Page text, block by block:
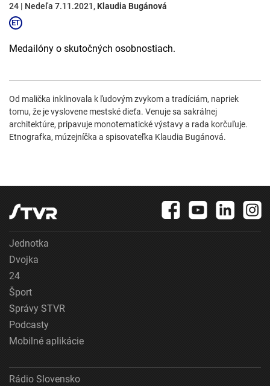
24 | Nedeľa 7.11.2021, Klaudia Bugánová
Medailóny o skutočných osobnostiach.
Od malička inklinovala k ľudovým zvykom a tradíciám, napriek
tomu, že je vyslovene mestské dieťa. Venuje sa sakrálnej
architektúre, pripavuje monotematické výstavy a rada korčuľuje.
Etnografka, múzejníčka a spisovateľka Klaudia Bugánová.
Jednotka
Dvojka
24
Šport
Správy STVR
Podcasty
Mobilné aplikácie
Rádio Slovensko